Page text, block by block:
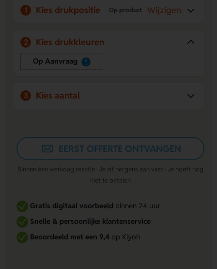
jouw zeepje.
Lokale productie: Gemaakt in Nederland, met aandacht
1 Kies drukpositie Op product Wijzigen
2 Kies drukkleuren
Op Aanvraag
3 Kies aantal
EERST OFFERTE ONTVANGEN
Binnen één werkdag reactie · Je zit nergens aan vast · Je hoeft nog
niet te betalen
Gratis digitaal voorbeeld binnen 24 uur
Snelle & persoonlijke klantenservice
Beoordeeld met een 9,4op Kiyoh